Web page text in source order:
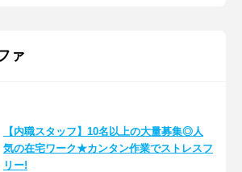
ァ
【内職スタッフ】10名以上の大量募集◎人
気の在宅ワーク★カンタン作業でストレスフ
リー!